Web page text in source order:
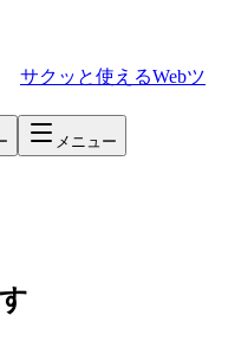
サクッと使えるWebツ
メニュー